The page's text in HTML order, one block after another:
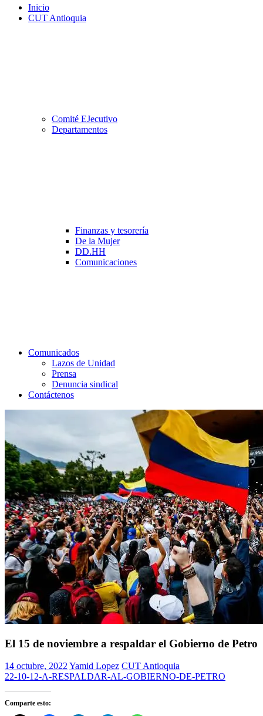
Inicio
CUT Antioquia
Comité EJecutivo
Departamentos
Finanzas y tesorería
De la Mujer
DD.HH
Comunicaciones
Comunicados
Lazos de Unidad
Prensa
Denuncia sindical
Contáctenos
El 15 de noviembre a respaldar el Gobierno de Petro
14 octubre, 2022Yamid Lopez CUT Antioquia
22-10-12-A-RESPALDAR-AL-GOBIERNO-DE-PETRO
Comparte esto: